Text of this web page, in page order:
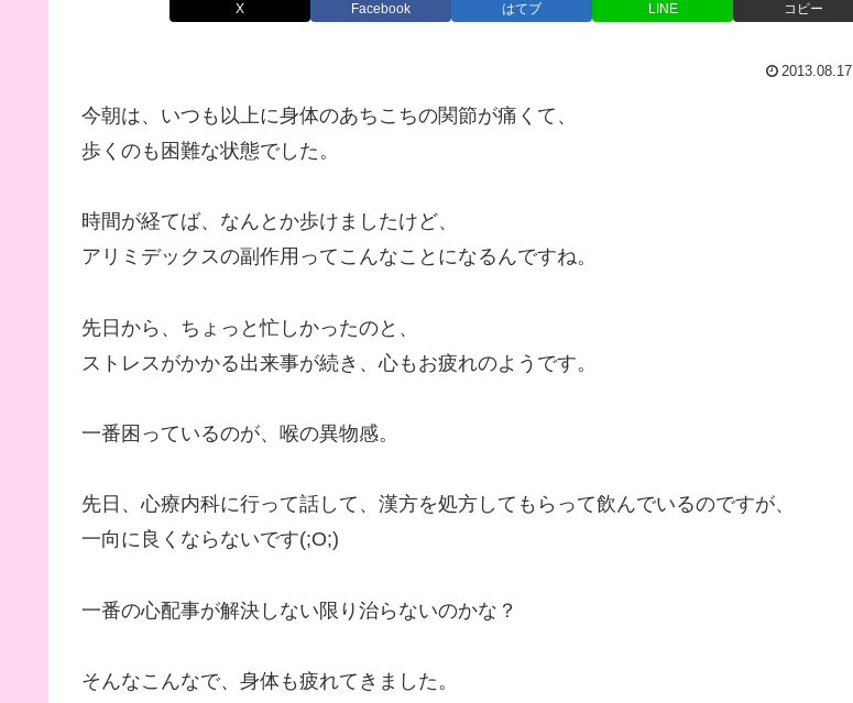
X Facebook はてブ LINE コピー
2013.08.17
今朝は、いつも以上に身体のあちこちの関節が痛くて、
歩くのも困難な状態でした。
時間が経てば、なんとか歩けましたけど、
アリミデックスの副作用ってこんなことになるんですね。
先日から、ちょっと忙しかったのと、
ストレスがかかる出来事が続き、心もお疲れのようです。
一番困っているのが、喉の異物感。
先日、心療内科に行って話して、漢方を処方してもらって飲んでいるのですが、
一向に良くならないです(;O;)
一番の心配事が解決しない限り治らないのかな？
そんなこんなで、身体も疲れてきました。